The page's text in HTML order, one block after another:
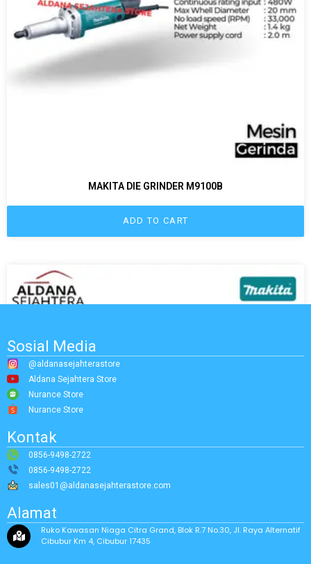
MAKITA DIE GRINDER M9100B
ADD TO CART
Sosial Media
@aldanasejahterastore
Aldana Sejahtera Store
Nurance Store
Nurance Store
Kontak
0856-9498-2722
0856-9498-2722
sales01@aldanasejahterastore.com
Alamat
Ruko Kawasan Niaga Citra Grand, Blok R.7 No.30, Jl. Raya Alternatif
Cibubur Km 4, Cibubur 17435